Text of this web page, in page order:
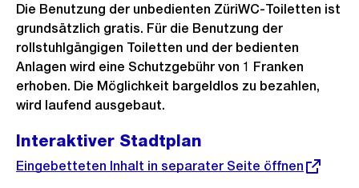
Die Benutzung der unbedienten ZüriWC-Toiletten ist
grundsätzlich gratis. Für die Benutzung der
rollstuhlgängigen Toiletten und der bedienten
Anlagen wird eine Schutzgebühr von 1 Franken
erhoben. Die Möglichkeit bargeldlos zu bezahlen,
wird laufend ausgebaut.
Interaktiver Stadtplan
Eingebetteten Inhalt in separater Seite öffnen